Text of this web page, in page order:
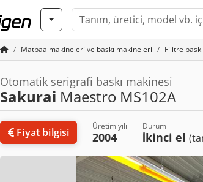
Matbaa makineleri ve baskı makineleri Filitre
Otomatik serigrafi baskı makinesi
Sakurai Maestro MS102A
Fiyat bilgisi Üretim yılı
2004
Durum
İkinci el